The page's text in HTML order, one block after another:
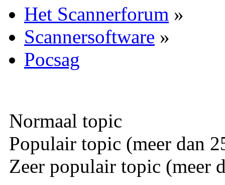
Het Scannerforum »
Scannersoftware »
Pocsag
Normaal topic
Populair topic (meer dan
Zeer populair topic (meer